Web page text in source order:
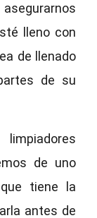
lleno con
de llenado
de su
de uno
tiene la
antes de